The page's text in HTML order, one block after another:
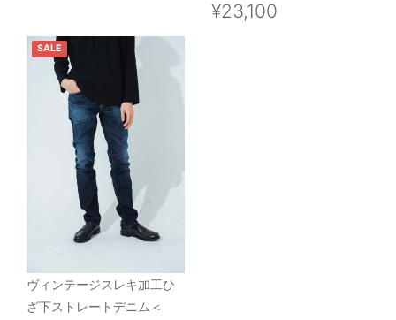
¥23,100
SALE
ヴィンテージスレキ加工ひ
ざ下ストレートデニム＜